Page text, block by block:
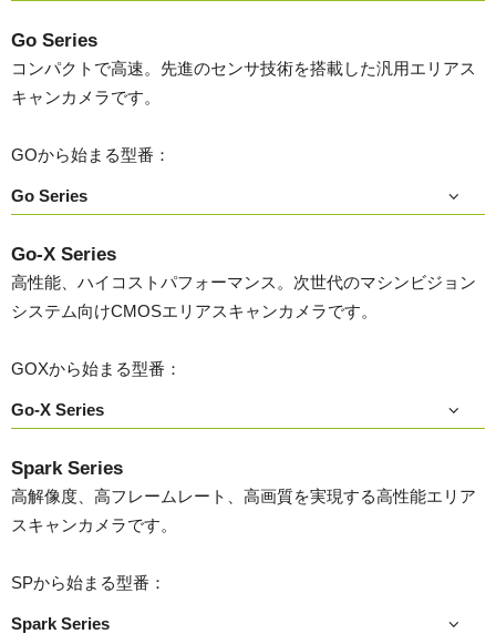
Go Series
コンパクトで高速。先進のセンサ技術を搭載した汎用エリアス
キャンカメラです。
GOから始まる型番：
Go Series
Go-X Series
高性能、ハイコストパフォーマンス。次世代のマシンビジョン
システム向けCMOSエリアスキャンカメラです。
GOXから始まる型番：
Go-X Series
Spark Series
高解像度、高フレームレート、高画質を実現する高性能エリア
スキャンカメラです。
SPから始まる型番：
Spark Series